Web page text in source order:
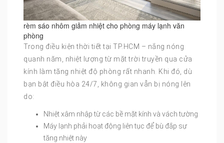
rèm sáo nhôm giảm nhiệt cho phòng máy lạnh văn
phòng
Trong điều kiện thời tiết tại TP.HCM – nắng nóng
quanh năm, nhiệt lượng từ mặt trời truyền qua cửa
kính làm tăng nhiệt độ phòng rất nhanh. Khi đó, dù
bạn bật điều hòa 24/7, không gian vẫn bị nóng lên
do:
Nhiệt xâm nhập từ các bề mặt kính và vách tường
Máy lạnh phải hoạt động liên tục để bù đắp sự
tăng nhiệt này